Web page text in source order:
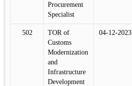
Procurement
Specialist
502
TOR of
Customs
Modernization
and
Infrastructure
Development
04-12-2023